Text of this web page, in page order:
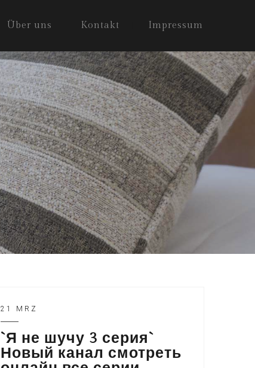
Über uns Kontakt Impressum
21 MRZ
`Я не шучу 3 серия`
Новый канал смотреть